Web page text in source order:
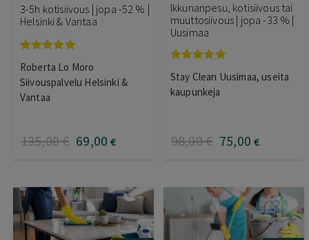
3-5h kotisiivous | jopa -52 % |
Helsinki & Vantaa
tuotteesta:
5.00/ 5
Roberta Lo Moro
Siivouspalvelu Helsinki &
Vantaa
135,00€ 69,00 €
Ikkunanpesu, kotisiivous tai
muuttosiivous | jopa -33 % |
Uusimaa
tuotteesta:
5.00/ 5
Stay Clean Uusimaa, useita
kaupunkeja
98,00€ 75,00 €